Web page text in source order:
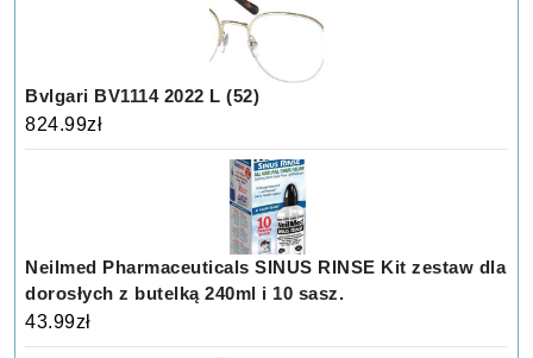
Bvlgari BV1114 2022 L (52)
824.99zł
Neilmed Pharmaceuticals SINUS RINSE Kit zestaw dla
dorosłych z butelką 240ml i 10 sasz.
43.99zł